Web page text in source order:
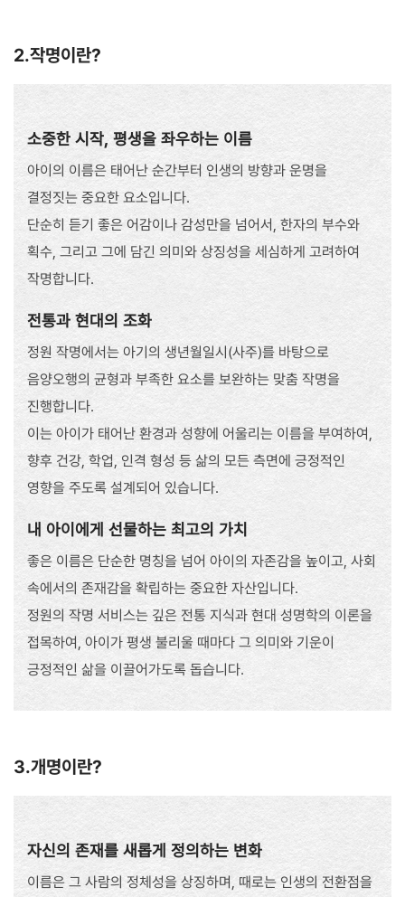
2.작명이란?
소중한 시작, 평생을 좌우하는 이름
아이의 이름은 태어난 순간부터 인생의 방향과 운명을
결정짓는 중요한 요소입니다.
단순히 듣기 좋은 어감이나 감성만을 넘어서, 한자의 부수와
획수, 그리고 그에 담긴 의미와 상징성을 세심하게 고려하여
작명합니다.
전통과 현대의 조화
정원 작명에서는 아기의 생년월일시(사주)를 바탕으로
음양오행의 균형과 부족한 요소를 보완하는 맞춤 작명을
진행합니다.
이는 아이가 태어난 환경과 성향에 어울리는 이름을 부여하여,
향후 건강, 학업, 인격 형성 등 삶의 모든 측면에 긍정적인
영향을 주도록 설계되어 있습니다.
내 아이에게 선물하는 최고의 가치
좋은 이름은 단순한 명칭을 넘어 아이의 자존감을 높이고, 사회
속에서의 존재감을 확립하는 중요한 자산입니다.
정원의 작명 서비스는 깊은 전통 지식과 현대 성명학의 이론을
접목하여, 아이가 평생 불리울 때마다 그 의미와 기운이
긍정적인 삶을 이끌어가도록 돕습니다.
3.개명이란?
자신의 존재를 새롭게 정의하는 변화
이름은 그 사람의 정체성을 상징하며, 때로는 인생의 전환점을